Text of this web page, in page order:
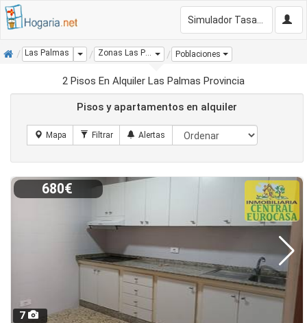
InicioLas Palmas Dropdown Poblaciones
2 Pisos En Alquiler Las Palmas Provincia
Pisos y apartamentos en alquiler
7
680€